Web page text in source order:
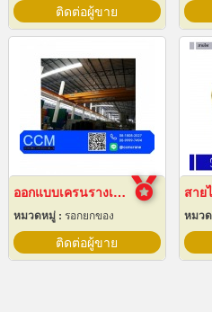
ติดต่อผู้ขาย
ออกแบบเครนรางเลื่อนไฟฟ้า
หมวดหมู่ : รอกยกของ
ติดต่อผู้ขาย
สาย
หมว